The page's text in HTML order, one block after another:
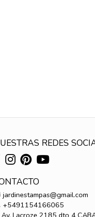
REDES
jardinestampas@gmail.com
+5491154166065
Av. Lacroze 2185 dto 4